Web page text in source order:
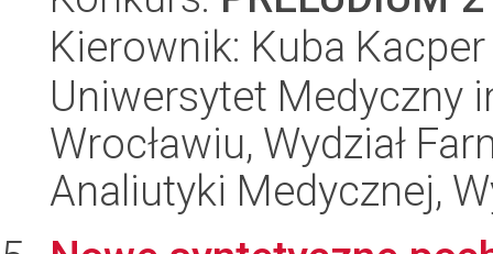
Kierownik: Kuba
Uniwersytet Medyczny
Wrocławiu, Wydział
Analiutyki Medycznej,